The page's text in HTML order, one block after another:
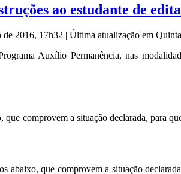
ao estudante de
2016, 17h32 | Última atualização em
Auxílio Permanência, nas
que comprovem a situação declarada, para
abaixo, que comprovem a situação